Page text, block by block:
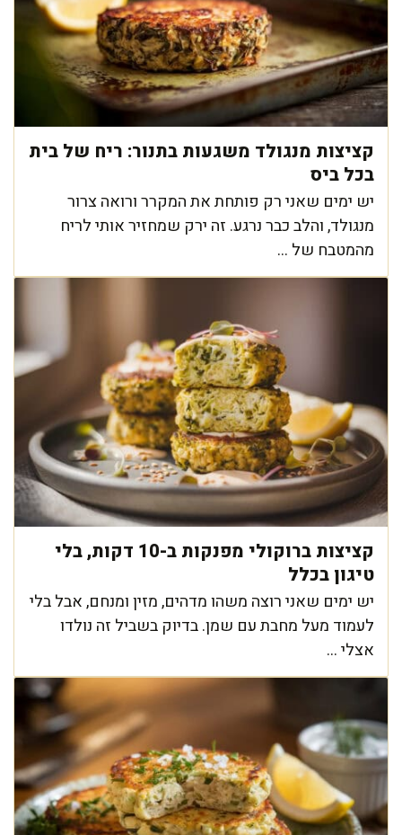
קציצות מנגולד משגעות בתנור: ריח של בית
בכל ביס
יש ימים שאני רק פותחת את המקרר ורואה צרור
מנגולד, והלב כבר נרגע. זה ירק שמחזיר אותי לריח
מהמטבח של ...
קציצות ברוקולי מפנקות ב-10 דקות, בלי
טיגון בכלל
יש ימים שאני רוצה משהו מדהים, מזין ומנחם, אבל בלי
לעמוד מעל מחבת עם שמן. בדיוק בשביל זה נולדו
אצלי ...